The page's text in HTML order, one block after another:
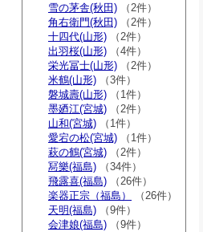
雪の茅舎(秋田) （2件）
角右衛門(秋田) （2件）
十四代(山形) （2件）
出羽桜(山形) （4件）
栄光冨士(山形) （2件）
米鶴(山形) （3件）
磐城壽(山形) （1件）
墨廼江(宮城) （2件）
山和(宮城) （1件）
愛宕の松(宮城) （1件）
萩の鶴(宮城) （2件）
冩樂(福島) （34件）
飛露喜(福島) （26件）
楽器正宗（福島）
（26件）
天明(福島) （9件）
会津娘(福島) （9件）